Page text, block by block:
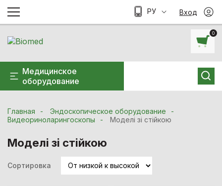
0
Медицинское
оборудование
РУ Вход
Главная
Эндоскопическое оборудование
Видеориноларингоскопы
Моделі зі стійкою
Моделі зі стійкою
Сортировка